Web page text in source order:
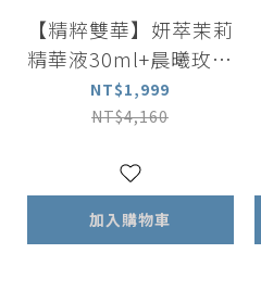
【精粹雙華】妍萃茉莉
精華液30ml+晨曦玫瑰
精華液30ml
NT$1,999
NT$4,160
加入購物車